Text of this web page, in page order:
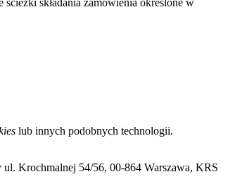
składania zamówienia określone w
lub innych podobnych technologii.
Krochmalnej 54/56, 00-864 Warszawa, KRS